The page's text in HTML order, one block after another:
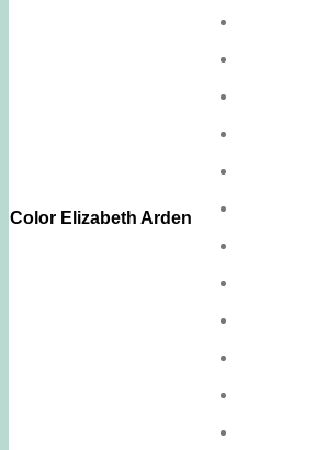
Color Elizabeth Arden